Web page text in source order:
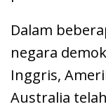
Dalam
negara
Inggris,
Australia